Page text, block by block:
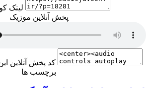
لینک
پخش آنلاین موزیک
کد پخش آنلاین
برچسب ها